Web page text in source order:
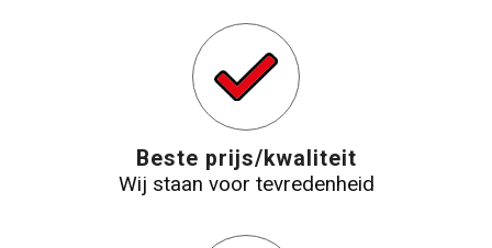
Beste prijs/kwaliteit
Wij staan voor tevredenheid